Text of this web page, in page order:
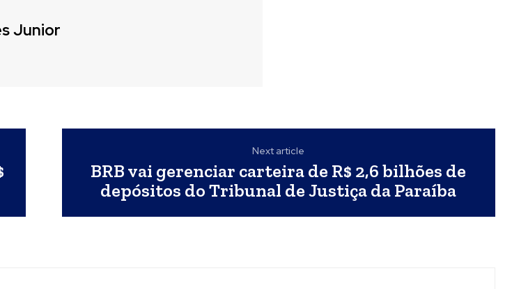
Junior
Next article
BRB vai gerenciar carteira de R$ 2,6 bilhões de
depósitos do Tribunal de Justiça da Paraíba